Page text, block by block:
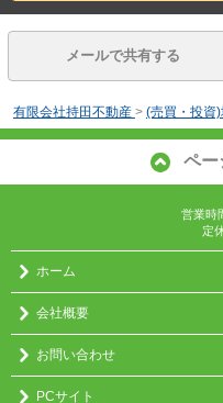
メールで共有する
有限会社持田不動産 > (売買・投資
ペー
営業時
定
ホーム
会社概要
お問い合わせ
PCサイト